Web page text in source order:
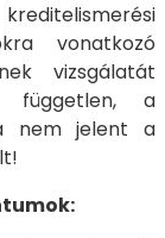
vonatkozó
vizsgálatát
a
nem jelent a